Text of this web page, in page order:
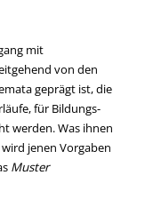
mit
von den
geprägt ist, die
für Bildungs-
werden. Was ihnen
jenen Vorgaben
Muster